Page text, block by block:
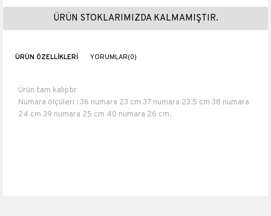
ÜRÜN STOKLARIMIZDA KALMAMIŞTIR.
ÜRÜN ÖZELLIKLERI YORUMLAR(0)
Ürün tam kalıptır
Numara ölçüleri : 36 numara 23 cm 37 numara 23.5 cm 38 numara
24 cm 39 numara 25 cm 40 numara 26 cm.